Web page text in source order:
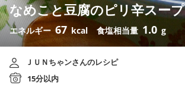
なめこと豆腐のピリ辛スープ
エネルギー 67 kcal 食塩相当量 1.0 g
ＪＵＮちゃンさんのレシピ
15分以内